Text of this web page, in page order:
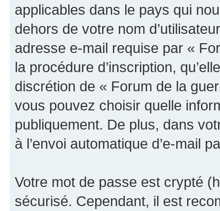
applicables dans le pays qui
dehors de votre nom
adresse e-mail requise par «
la procédure d’inscription,
discrétion de « Forum de la
vous pouvez choisir quelle
publiquement. De plus, dans
à l’envoi automatique d’e-mail
Votre mot de passe est crypté
sécurisé. Cependant, il est